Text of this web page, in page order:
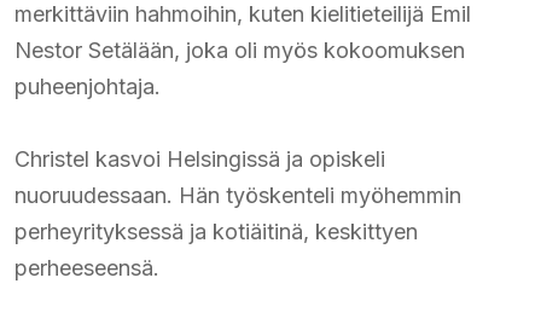
merkittäviin hahmoihin, kuten kielitieteilijä Emil
Nestor Setälään, joka oli myös kokoomuksen
puheenjohtaja.
Christel kasvoi Helsingissä ja opiskeli
nuoruudessaan. Hän työskenteli myöhemmin
perheyrityksessä ja kotiäitinä, keskittyen
perheeseensä.